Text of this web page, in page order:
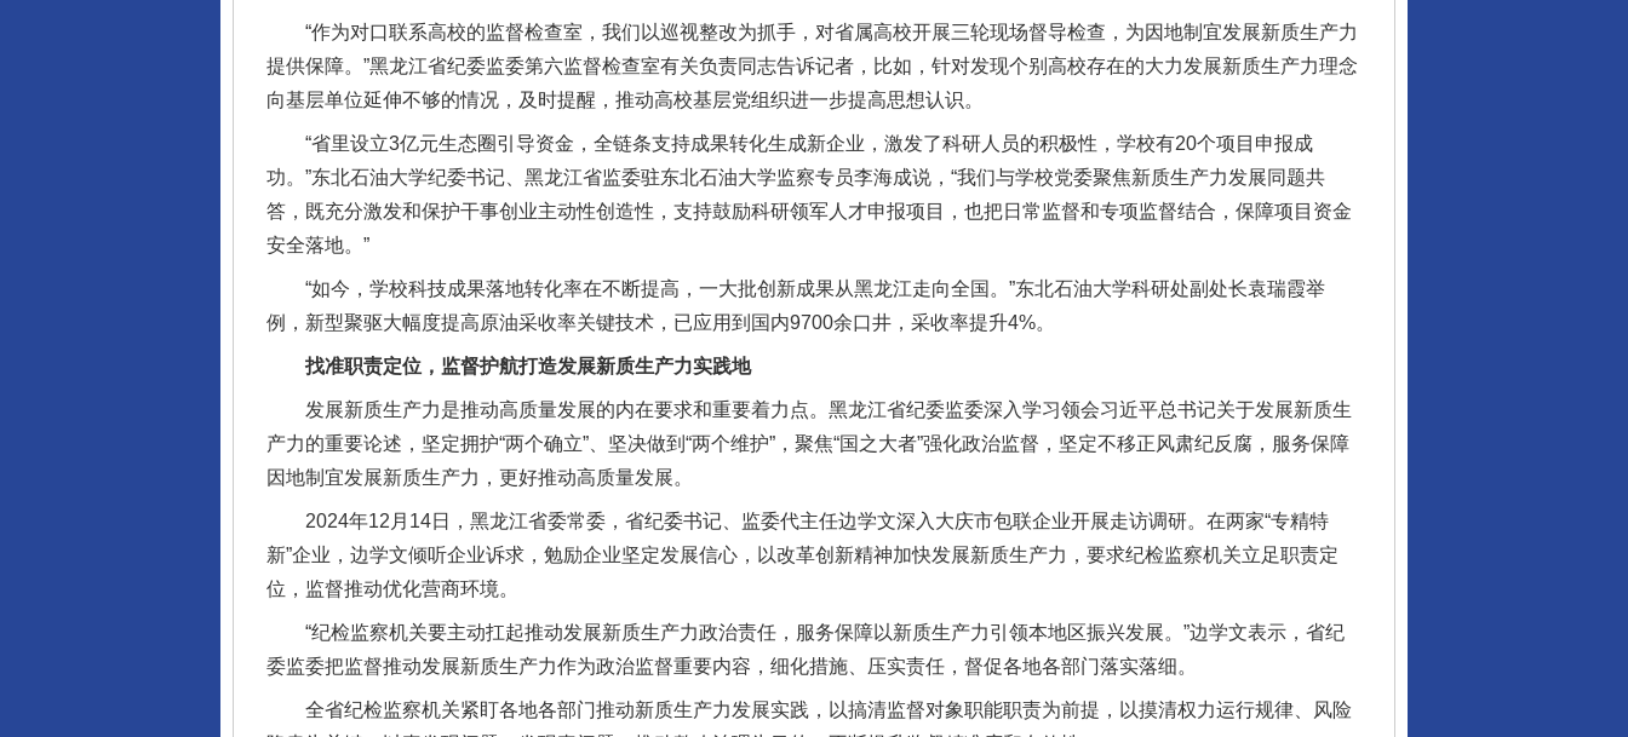
“作为对口联系高校的监督检查室，我们以巡视整改为抓手，对省属高校开展三轮现场督导检查，为因地制宜发展新质生产力
提供保障。”黑龙江省纪委监委第六监督检查室有关负责同志告诉记者，比如，针对发现个别高校存在的大力发展新质生产力理念
向基层单位延伸不够的情况，及时提醒，推动高校基层党组织进一步提高思想认识。
“省里设立3亿元生态圈引导资金，全链条支持成果转化生成新企业，激发了科研人员的积极性，学校有20个项目申报成
功。”东北石油大学纪委书记、黑龙江省监委驻东北石油大学监察专员李海成说，“我们与学校党委聚焦新质生产力发展同题共
答，既充分激发和保护干事创业主动性创造性，支持鼓励科研领军人才申报项目，也把日常监督和专项监督结合，保障项目资金
安全落地。”
“如今，学校科技成果落地转化率在不断提高，一大批创新成果从黑龙江走向全国。”东北石油大学科研处副处长袁瑞霞举
例，新型聚驱大幅度提高原油采收率关键技术，已应用到国内9700余口井，采收率提升4%。
找准职责定位，监督护航打造发展新质生产力实践地
发展新质生产力是推动高质量发展的内在要求和重要着力点。黑龙江省纪委监委深入学习领会习近平总书记关于发展新质生
产力的重要论述，坚定拥护“两个确立”、坚决做到“两个维护”，聚焦“国之大者”强化政治监督，坚定不移正风肃纪反腐，服务保障
因地制宜发展新质生产力，更好推动高质量发展。
2024年12月14日，黑龙江省委常委，省纪委书记、监委代主任边学文深入大庆市包联企业开展走访调研。在两家“专精特
新”企业，边学文倾听企业诉求，勉励企业坚定发展信心，以改革创新精神加快发展新质生产力，要求纪检监察机关立足职责定
位，监督推动优化营商环境。
“纪检监察机关要主动扛起推动发展新质生产力政治责任，服务保障以新质生产力引领本地区振兴发展。”边学文表示，省纪
委监委把监督推动发展新质生产力作为政治监督重要内容，细化措施、压实责任，督促各地各部门落实落细。
全省纪检监察机关紧盯各地各部门推动新质生产力发展实践，以搞清监督对象职能职责为前提，以摸清权力运行规律、风险